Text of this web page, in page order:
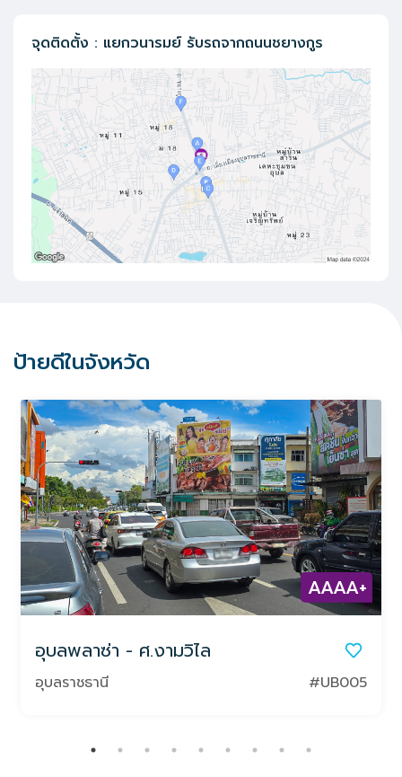
จุดติดตั้ง : แยกวนารมย์ รับรถจากถนนชยางกูร
ป้ายดีในจังหวัด
AAAA+
อุบลพลาซ่า - ศ.งามวิไล
อุบลราชธานี #UB005